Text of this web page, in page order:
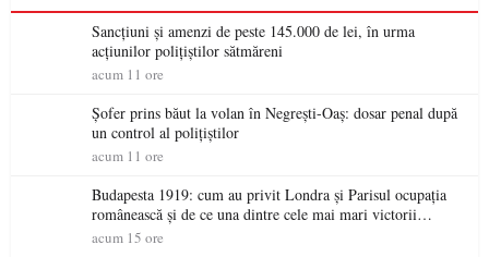
Sancțiuni și amenzi de peste 145.000 de lei, în urma
acțiunilor polițiștilor sătmăreni
acum 11 ore
Șofer prins băut la volan în Negrești-Oaș: dosar penal după
un control al polițiștilor
acum 11 ore
Budapesta 1919: cum au privit Londra și Parisul ocupația
românească și de ce una dintre cele mai mari victorii
militare ale României a devenit o controversă diplomatică
acum 15 ore